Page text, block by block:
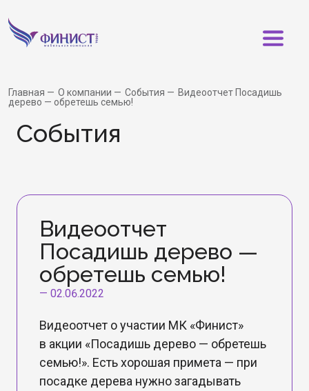
Главная О компании События
Видеоотчет Посадишь
дерево — обретешь семью!
События
Видеоотчет
Посадишь дерево —
обретешь семью!
— 02.06.2022
Видеоотчет о участии МК «Финист»
в акции «Посадишь дерево — обретешь
семью!». Есть хорошая примета — при
посадке дерева нужно загадывать